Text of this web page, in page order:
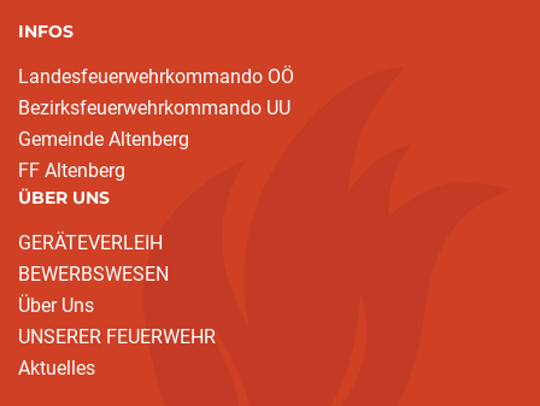
INFOS
Landesfeuerwehrkommando OÖ
Bezirksfeuerwehrkommando UU
Gemeinde Altenberg
FF Altenberg
ÜBER UNS
GERÄTEVERLEIH
BEWERBSWESEN
Über Uns
UNSERER FEUERWEHR
Aktuelles